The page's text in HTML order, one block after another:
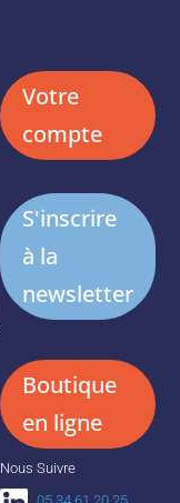
Votre
compte
S'inscrire
à la
newsletter
Boutique
en ligne
Nous Suivre